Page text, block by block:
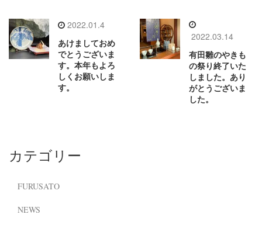
2022.01.4
あけましておめ
でとうございま
す。本年もよろ
しくお願いしま
す。
2022.03.14
有田雛のやきも
の祭り終了いた
しました。あり
がとうございま
した。
カテゴリー
FURUSATO
NEWS